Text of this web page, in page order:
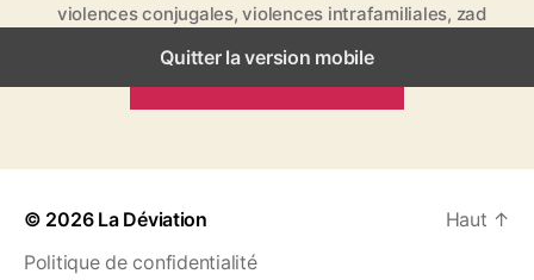
violences conjugales,violences intrafamiliales, zad
Quitter la version mobile
© 2026 La Déviation
Politique de confidentialité
Haut ↑